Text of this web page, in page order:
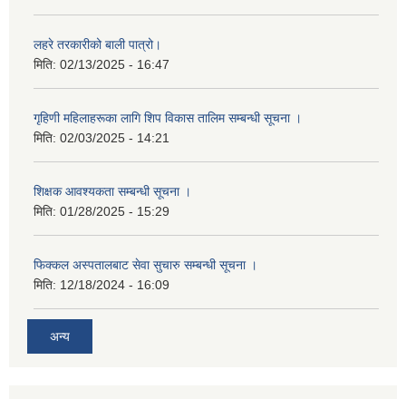
लहरे तरकारीको बाली पात्रो।
मिति: 02/13/2025 - 16:47
गृहिणी महिलाहरूका लागि शिप विकास तालिम सम्बन्धी सूचना ‌।
मिति: 02/03/2025 - 14:21
शिक्षक आवश्यकता सम्बन्धी सूचना ।
मिति: 01/28/2025 - 15:29
फिक्कल अस्पतालबाट सेवा सुचारु सम्बन्धी सूचना ।
मिति: 12/18/2024 - 16:09
अन्य